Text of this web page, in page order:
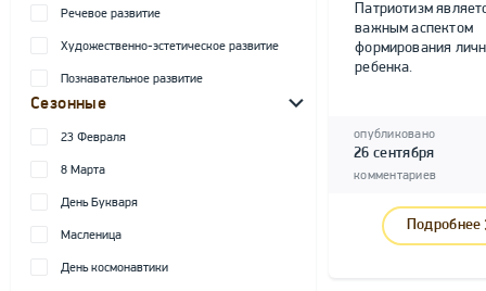
Речевое развитие
Художественно-эстетическое развитие
Познавательное развитие
Сезонные
23 Февраля
8 Марта
День Букваря
Масленица
День космонавтики
Патриотизм
важным аспектом
формирования
ребенка.
опубликовано
26 сентября
комментариев
Подробнее